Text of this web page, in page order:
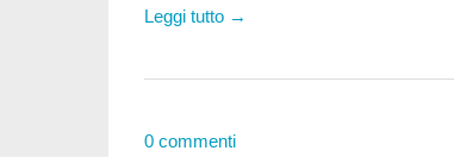
Leggi tutto →
0 commenti